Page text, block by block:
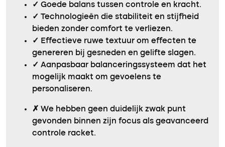
✓ Goede balans tussen controle en kracht.
✓ Technologieën die stabiliteit en stijfheid
bieden zonder comfort te verliezen.
✓ Effectieve ruwe textuur om effecten te
genereren bij gesneden en gelifte slagen.
✓ Aanpasbaar balanceringssysteem dat het
mogelijk maakt om gevoelens te
personaliseren.
✗ We hebben geen duidelijk zwak punt
gevonden binnen zijn focus als geavanceerd
controle racket.